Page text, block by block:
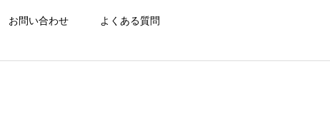
お問い合わせ よくある質問